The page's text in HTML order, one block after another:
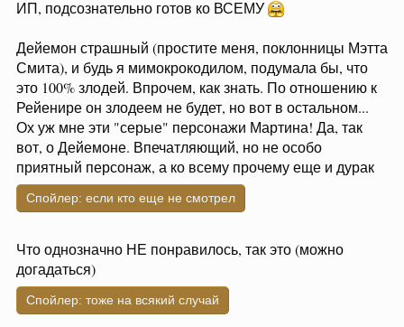
ИП, подсознательно готов ко ВСЕМУ
Дейемон страшный (простите меня, поклонницы Мэтта
Смита), и будь я мимокрокодилом, подумала бы, что
это 100% злодей. Впрочем, как знать. По отношению к
Рейенире он злодеем не будет, но вот в остальном...
Ох уж мне эти "серые" персонажи Мартина! Да, так
вот, о Дейемоне. Впечатляющий, но не особо
приятный персонаж, а ко всему прочему еще и дурак
Спойлер: если кто еще не смотрел
Что однозначно НЕ понравилось, так это (можно
догадаться)
Спойлер: тоже на всякий случай